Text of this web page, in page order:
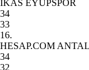
İKAS EYÜPSPOR
34
33
16.
HESAP.COM
34
32